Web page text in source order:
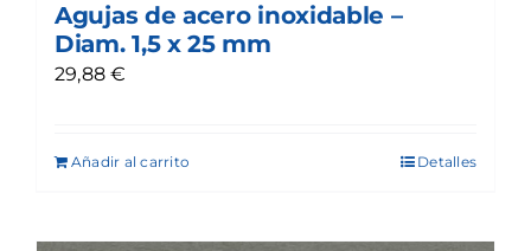
Agujas de acero inoxidable –
Diam. 1,5 x 25 mm
29,88€
Añadir al carrito Detalles